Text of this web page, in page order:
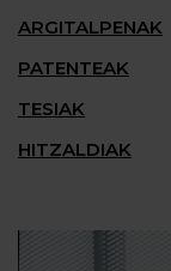
ARGITALPENAK
PATENTEAK
TESIAK
HITZALDIAK